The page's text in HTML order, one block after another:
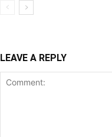
LEAVE A REPLY